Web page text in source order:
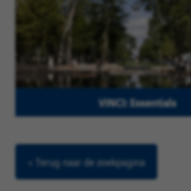
VINCI: Essentials
< Terug naar de zoekpagina